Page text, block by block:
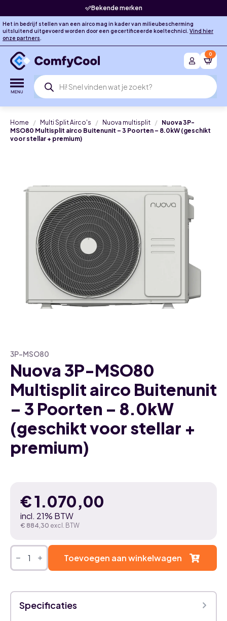
Bekende merken
Het in bedrijf stellen van een airco mag in kader van milieubescherming
uitsluitend uitgevoerd worden door een gecertificeerde koeltechnici. Vind hier
onze partners.
Producten
zoeken
0
Home Multi Split Airco's Nuova multisplit
Nuova 3P-
MSO80 Multisplit airco Buitenunit – 3 Poorten – 8.0kW (geschikt
voor stellar + premium)
3P-MSO80
Nuova 3P-MSO80
Multisplit airco Buitenunit
– 3 Poorten – 8.0kW
(geschikt voor stellar +
premium)
€1.070,00
incl. 21% BTW
€ 884,30 excl. BTW
Nuova
3P-
MSO80
Multisplit
Buitenunit
–
Poorten
Toevoegen aan winkelwagen
Specificaties